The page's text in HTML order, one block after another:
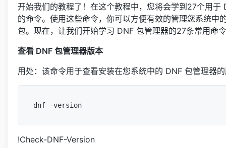
开始我们的教程了！在这个教程中，您将会学到27个用于
的命令。使用这些命令，你可以方便有效的管理您系统中
包。现在，让我们开始学习 DNF 包管理器的27条常用命
查看 DNF 包管理器版本
用处：该命令用于查看安装在您系统中的 DNF 包管理器
dnf –version
!Check-DNF-Version